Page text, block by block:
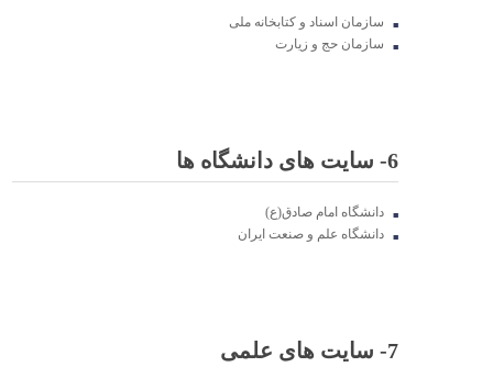
سازمان اسناد و کتابخانه ملی
سازمان حج و زیارت
6- سایت های دانشگاه ها
دانشگاه امام صادق(ع)
دانشگاه علم و صنعت ایران
7- سایت های علمی